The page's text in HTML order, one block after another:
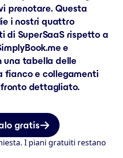
prenotare. Questa
i nostri quattro
di SuperSaaS rispetto a
e
una tabella delle
fianco e collegamenti
dettagliato.
gratis
I piani gratuiti restano